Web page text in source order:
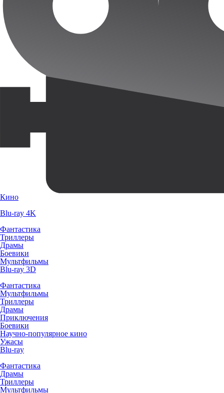
Кино
Blu-ray 4K
Фантастика
Триллеры
Драмы
Боевики
Мультфильмы
Blu-ray 3D
Фантастика
Мультфильмы
Триллеры
Драмы
Приключения
Боевики
Научно-популярное кино
Ужасы
Blu-ray
Фантастика
Драмы
Триллеры
Мультфильмы